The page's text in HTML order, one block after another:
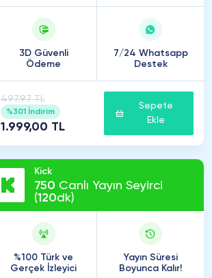
3D Güvenli
Ödeme
7/24 Whatsapp
Destek
497,97 TL
%301 İndirim
1.999,00 TL
Sepete
Ekle
Kick
750 Canlı Yayın Seyirci
(120dk)
%100 Türk ve
Gerçek İzleyici
Yayın Süresi
Boyunca Kalır!